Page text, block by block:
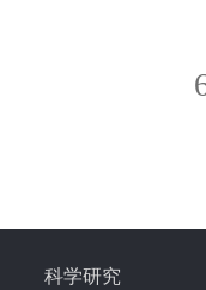
科学研究